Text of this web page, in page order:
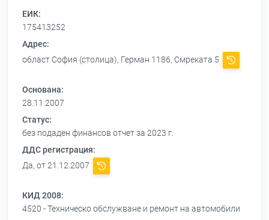
ЕИК:
175413252
Адрес:
област София (столица), Герман 1186, Смреката 5
Основана:
28.11.2007
Статус:
без подаден финансов отчет за 2023 г.
ДДС регистрация:
Да, от 21.12.2007
КИД 2008:
4520 - Техническо обслужване и ремонт на автомобили